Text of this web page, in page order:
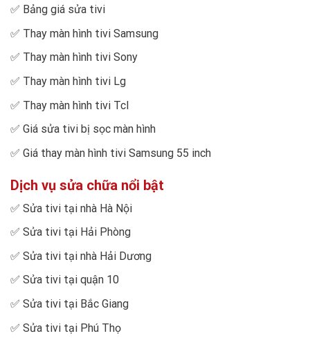
✅ Bảng giá sửa tivi
✅ Thay màn hình tivi Samsung
✅ Thay màn hình tivi Sony
✅ Thay màn hình tivi Lg
✅ Thay màn hình tivi Tcl
✅ Giá sửa tivi bị sọc màn hình
✅ Giá thay màn hình tivi Samsung 55 inch
Dịch vụ sửa chữa nổi bật
✅ Sửa tivi tại nhà Hà Nội
✅ Sửa tivi tại Hải Phòng
✅ Sửa tivi tại nhà Hải Dương
✅ Sửa tivi tại quận 10
✅ Sửa tivi tại Bắc Giang
✅ Sửa tivi tại Phú Thọ